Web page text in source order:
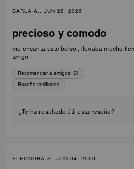
CARLA A., JUN 28, 2026
precioso y comodo
me encanta este bolso , llevaba mucho
tengo
Recomendar a amigos: Sí
Reseña verificada
¿Te ha resultado útil esta reseña?
ELEONORA S., JUN 04, 2026